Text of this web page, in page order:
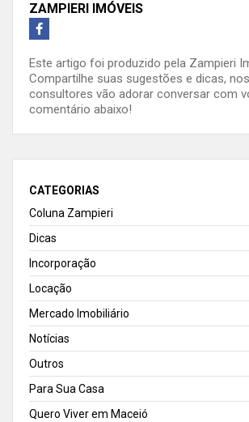
ZAMPIERI IMÓVEIS
Este artigo foi produzido pela Zampieri
Compartilhe suas sugestões e dicas,
consultores vão adorar conversar com
comentário abaixo!
CATEGORIAS
Coluna Zampieri
Dicas
Incorporação
Locação
Mercado Imobiliário
Notícias
Outros
Para Sua Casa
Quero Viver em Maceió